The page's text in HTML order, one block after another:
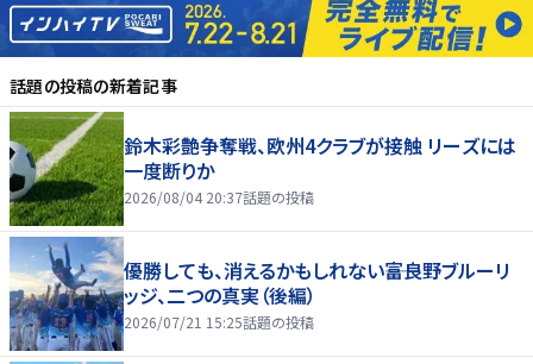
話題の投稿の新着記事
鈴木彩艶争奪戦、欧州4クラブが接触 リーズには
一度断りか
2026/08/04 20:37話題の投稿
優勝しても、消えるかもしれない――富良野ブルーリ
ッジ、二つの真実（後編）
2026/07/21 15:25話題の投稿